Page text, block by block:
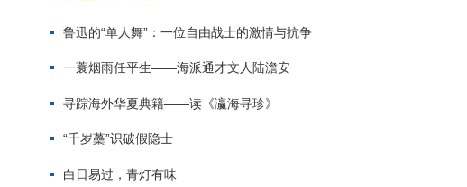
鲁迅的“单人舞”：一位自由战士的激情与抗争
一蓑烟雨任平生——海派通才文人陆澹安
寻踪海外华夏典籍——读《瀛海寻珍》
“千岁蘽”识破假隐士
白日易过，青灯有味